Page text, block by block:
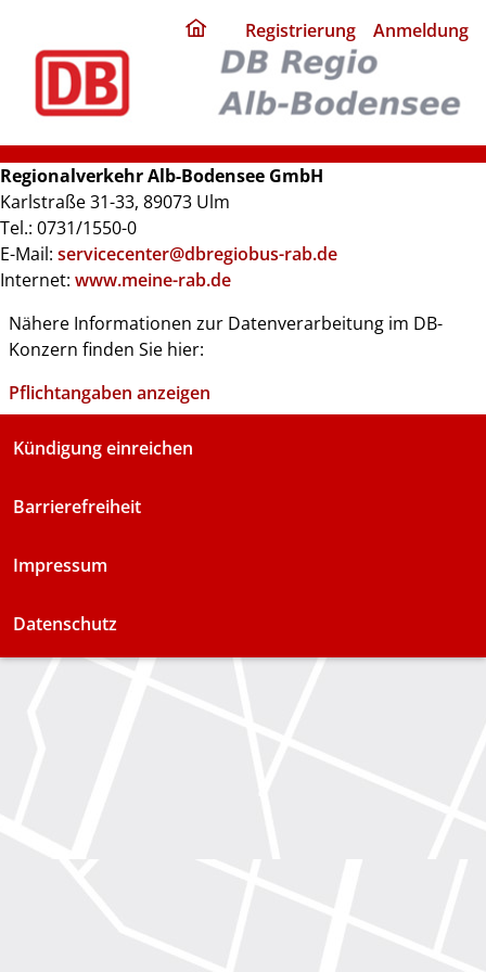
home
page
Registrierung Anmeldung
Regionalverkehr Alb-Bodensee GmbH
Karlstraße 31-33, 89073 Ulm
Tel.: 0731/1550-0
E-Mail: servicecenter@dbregiobus-rab.de
Internet: www.meine-rab.de
Nähere Informationen zur Datenverarbeitung im DB-
Konzern finden Sie hier:
Pflichtangaben anzeigen
Kündigung einreichen
Barrierefreiheit
Impressum
Datenschutz